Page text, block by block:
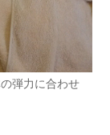
弾力に合わせ